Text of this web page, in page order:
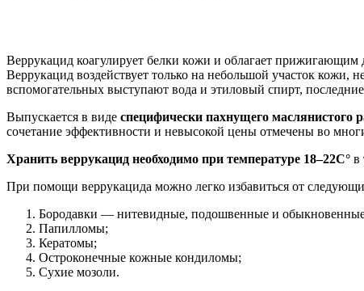
Веррукацид коагулирует белки кожи и облагает прижигающим
Веррукацид воздействует только на небольшой участок
вспомогательных выступают вода и этиловый спирт,
Выпускается в виде специфически пахнущего маслянистого
сочетание эффективности и невысокой цены отмечены во
Хранить веррукацид необходимо при температуре 18–22С° в
При помощи веррукацида можно легко избавиться от
Бородавки — нитевидные, подошвенные и
Папилломы;
Кератомы;
Остроконечные кожные кондиломы;
Сухие мозоли.